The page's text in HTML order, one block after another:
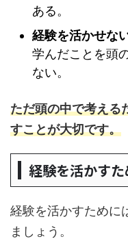
ある。
経験を活かせな
学んだことを頭
ない。
ただ頭の中で考える
すことが大切です。
経験を活かすた
経験を活かすために
ましょう。